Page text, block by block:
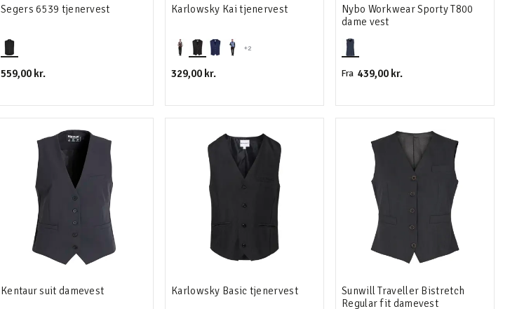
Segers 6539 tjenervest
559,00 kr.
+2
Karlowsky Kai tjenervest
329,00 kr.
Nybo Workwear Sporty T800
dame vest
Fra 439,00 kr.
Kentaur suit damevest Karlowsky Basic tjenervest
Sunwill Traveller Bistretch
Regular fit damevest